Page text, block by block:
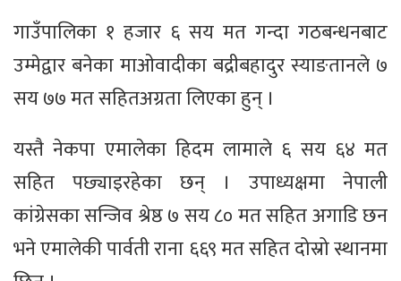
गाउँपालिका १ हजार ६ सय मत गन्दा गठबन्धनबाट
उम्मेद्वार बनेका माओवादीका बद्रीबहादुर स्याङतानले ७
सय ७७ मत सहितअग्रता लिएका हुन् ।
यस्तै नेकपा एमालेका हिदम लामाले ६ सय ६४ मत
सहित पछ्याइरहेका छन् । उपाध्यक्षमा नेपाली
कांग्रेसका सन्जिव श्रेष्ठ ७ सय ८० मत सहित अगाडि छन
भने एमालेकी पार्वती राना ६६९ मत सहित दोस्रो स्थानमा